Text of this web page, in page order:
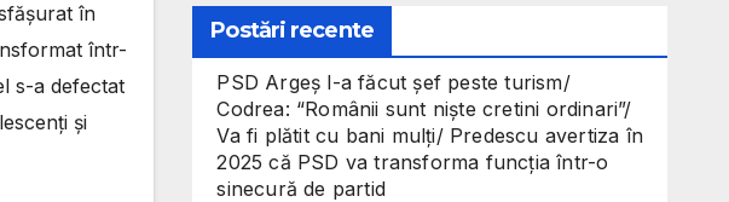
în
într-
s-a defectat
și
Postări recente
PSD Argeș l-a făcut șef peste turism/
Codrea: “Românii sunt niște cretini ordinari”/
Va fi plătit cu bani mulți/ Predescu avertiza în
2025 că PSD va transforma funcția într-o
sinecură de partid